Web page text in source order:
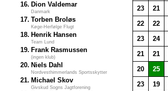
16. Dion Valdemar
Danmark 23 21
17. Torben Broløs
Køge-Herfølge Flugt 22 22
18. Henrik Hansen
Team Lund 23 24
19. Frank Rasmussen
(ingen klub) 21 21
20. Niels Dahl
Nordvesthimmerlands Sportsskytter 20 25
21. Michael Skov
Givskud Sogns Jagtforening 23 19